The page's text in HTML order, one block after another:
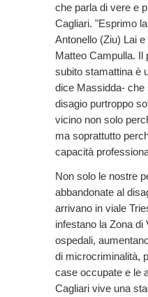
che parla di vere e
Cagliari. "Esprimo
Antonello (Ziu) Lai
Matteo Campulla. Il
subito stamattina è
dice Massidda- che
disagio purtroppo
vicino non solo
ma soprattutto
capacità
Non solo le nostre
abbandonate al
arrivano in viale
infestano la Zona di
ospedali,
di microcriminalità,
case occupate e le
Cagliari vive una